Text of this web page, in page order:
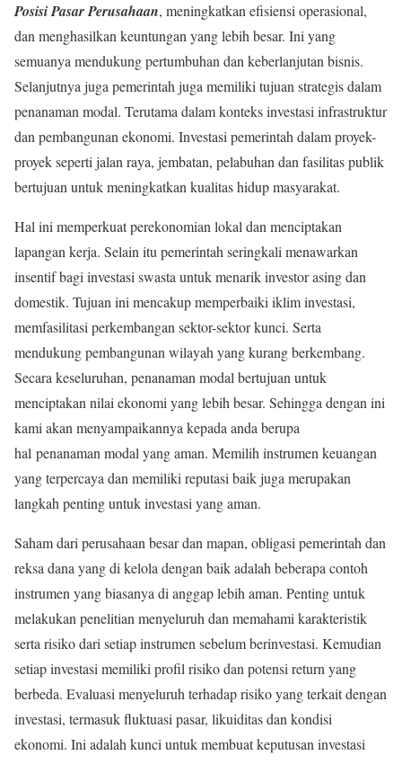
Posisi Pasar Perusahaan, meningkatkan efisiensi operasional,
dan menghasilkan keuntungan yang lebih besar. Ini yang
semuanya mendukung pertumbuhan dan keberlanjutan bisnis.
Selanjutnya juga pemerintah juga memiliki tujuan strategis dalam
penanaman modal. Terutama dalam konteks investasi infrastruktur
dan pembangunan ekonomi. Investasi pemerintah dalam proyek-
proyek seperti jalan raya, jembatan, pelabuhan dan fasilitas publik
bertujuan untuk meningkatkan kualitas hidup masyarakat.
Hal ini memperkuat perekonomian lokal dan menciptakan
lapangan kerja. Selain itu pemerintah seringkali menawarkan
insentif bagi investasi swasta untuk menarik investor asing dan
domestik. Tujuan ini mencakup memperbaiki iklim investasi,
memfasilitasi perkembangan sektor-sektor kunci. Serta
mendukung pembangunan wilayah yang kurang berkembang.
Secara keseluruhan, penanaman modal bertujuan untuk
menciptakan nilai ekonomi yang lebih besar. Sehingga dengan ini
kami akan menyampaikannya kepada anda berupa
hal penanaman modal yang aman. Memilih instrumen keuangan
yang terpercaya dan memiliki reputasi baik juga merupakan
langkah penting untuk investasi yang aman.
Saham dari perusahaan besar dan mapan, obligasi pemerintah dan
reksa dana yang di kelola dengan baik adalah beberapa contoh
instrumen yang biasanya di anggap lebih aman. Penting untuk
melakukan penelitian menyeluruh dan memahami karakteristik
serta risiko dari setiap instrumen sebelum berinvestasi. Kemudian
setiap investasi memiliki profil risiko dan potensi return yang
berbeda. Evaluasi menyeluruh terhadap risiko yang terkait dengan
investasi, termasuk fluktuasi pasar, likuiditas dan kondisi
ekonomi. Ini adalah kunci untuk membuat keputusan investasi